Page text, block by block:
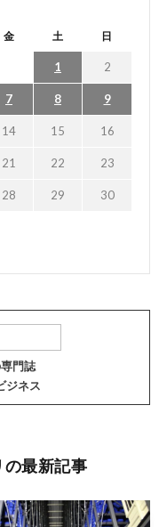
金 土 日
1 2
7 8 9
14 15 16
21 22 23
28 29 30
門誌
ジネス
の最新記事